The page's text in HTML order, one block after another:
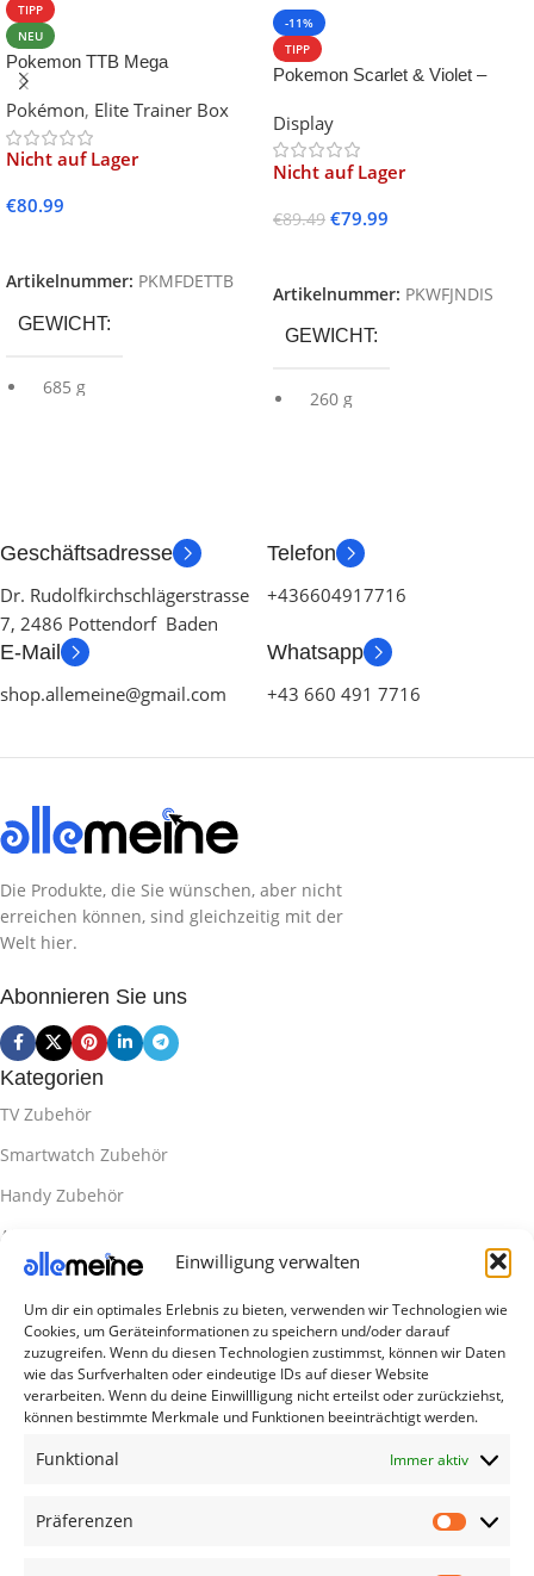
Einwilligung verwalten
Um dir ein optimales Erlebnis zu bieten, verwenden wir Technologien wie
Cookies, um Geräteinformationen zu speichern und/oder darauf
zuzugreifen. Wenn du diesen Technologien zustimmst, können wir Daten
wie das Surfverhalten oder eindeutige IDs auf dieser Website
verarbeiten. Wenn du deine Einwillligung nicht erteilst oder zurückziehst,
können bestimmte Merkmale und Funktionen beeinträchtigt werden.
Funktional Immer aktiv
Präferenzen
TIPP
NEU
Pokemon TTB Mega
Entwicklung Fatale Flammen
Pokémon, Elite Trainer Box
Nicht auf Lager
€80.99
Artikelnummer: PKMFDETTB
GEWICHT
685 g
FARBE
PRODUKT GEWICHT
-11%
TIPP
Pokemon Scarlet & Violet –
Display
Nicht auf Lager
€89.49 €79.99
Artikelnummer: PKWFJNDIS
GEWICHT
260 g
SPRACHE
Geschäftsadresse
Dr. Rudolfkirchschlägerstrasse
7, 2486 Pottendorf Baden
Telefon
+436604917716
E-Mail
shop.allemeine@gmail.com
Whatsapp
+43 660 491 7716
Die Produkte, die Sie wünschen, aber nicht
erreichen können, sind gleichzeitig mit der
Welt hier.
Abonnieren Sie uns
Kategorien
TV Zubehör
Smartwatch Zubehör
Handy Zubehör
Airpod Zubehör
Gamingsachen
Useful Links
Aktionen
Blog
Lieferung & Rückgabe
Outlet